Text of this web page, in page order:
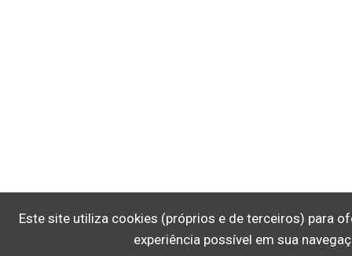
Este site utiliza cookies (próprios e de terceiros) para
experiência possível em sua